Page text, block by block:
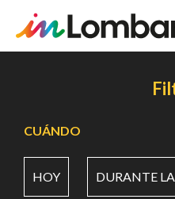
principal
CUÁNDO
HOY DURANTE